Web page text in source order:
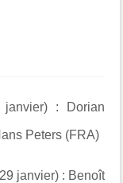
janvier) : Dorian
Peters (FRA)
janvier) : Benoît